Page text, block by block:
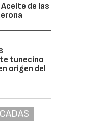
Aceite de las
tunecino
origen del